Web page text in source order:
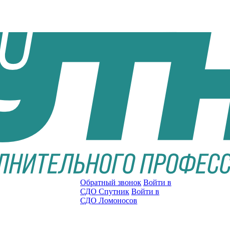
Обратный звонок Войти в
СДО Спутник Войти в
СДО Ломоносов